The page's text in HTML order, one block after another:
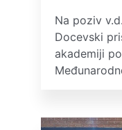
Na poziv
Docevski
akademiji